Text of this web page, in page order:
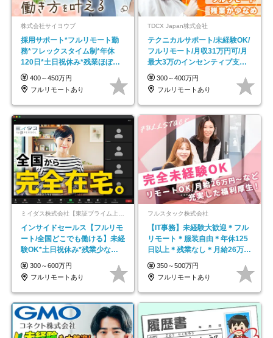
株式会社サイヨウブ
採用サポート*フルリモート勤
務*フレックスタイム制*年休
120日*土日祝休み*残業ほぼな
し*育児中社員8割以上
400～450万円
フルリモートあり
TDCX Japan株式会社
テクニカルサポート/未経験OK/
フルリモート/月収31万円可/月
最大3万のインセンティブ支給/
平均年齢33歳
300～400万円
フルリモートあり
ミイダス株式会社【東証プライム上場パーソルグループ】
インサイドセールス【フルリモ
ート/全国どこでも働ける】未経
験OK*土日祝休み*残業少なめ*
在宅勤務手当あり
300～600万円
フルリモートあり
フルスタック株式会社
【IT事務】未経験大歓迎＊フル
リモート＊服装自由＊年休125
日以上＊残業なし＊月給26万円
以上
350～500万円
フルリモートあり